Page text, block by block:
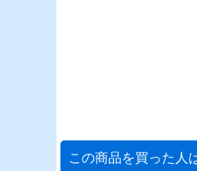
この商品を買った人